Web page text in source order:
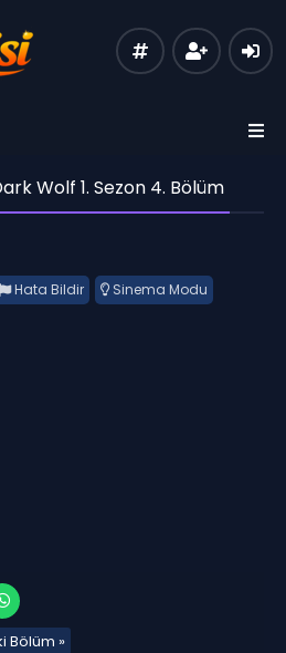
Wolf 1. Sezon 4. Bölüm
Hata Bildir Sinema Modu
Bölüm »